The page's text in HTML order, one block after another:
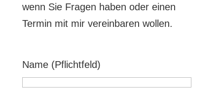
wenn Sie Fragen haben oder einen
Termin mit mir vereinbaren wollen.
Name (Pflichtfeld)